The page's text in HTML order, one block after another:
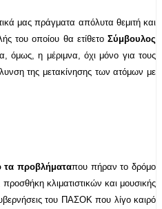
μας πράγματα απόλυτα θεμιτή και
του οποίου θα ετίθετοΣύμβουλος
όμως, η μέριμνα, όχι μόνο για τους
της μετακίνησης των ατόμων με
τα προβλήματαπου πήραν το δρόμο
κλιματιστικών και μουσικής
του ΠΑΣΟΚ που λίγο καιρό